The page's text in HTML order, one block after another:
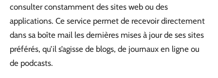
consulter constamment des sites web ou des
applications. Ce service permet de recevoir directement
dans sa boîte mail les dernières mises à jour de ses sites
préférés, qu’il s’agisse de blogs, de journaux en ligne ou
de podcasts.